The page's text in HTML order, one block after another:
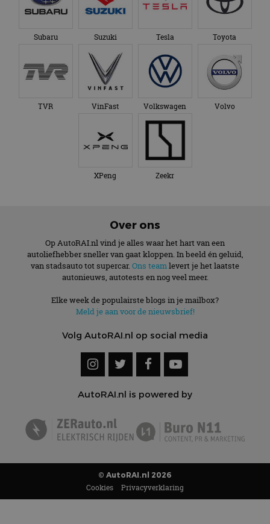
Subaru Suzuki Tesla Toyota
TVR VinFast Volkswagen Volvo
XPeng Zeekr
Over ons
Op AutoRAI.nl vind je alles waar het hart van een
autoliefhebber sneller van gaat kloppen. In beeld én geluid,
van stadsauto tot supercar. Ons teamlevert je het laatste
autonieuws, autotests en nog veel meer.
Elke week de populairste blogs in je mailbox?
Meld je aan voor de nieuwsbrief!
Volg AutoRAI.nl op social media
AutoRAI.nl is powered by
© AutoRAI.nl 2026
Cookies Privacyverklaring